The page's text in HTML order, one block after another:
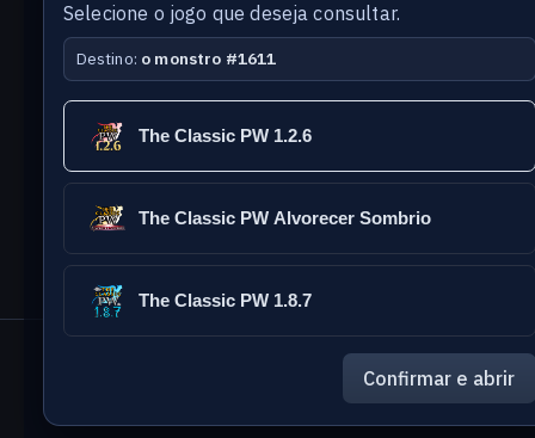
Selecione o jogo que deseja consultar.
Destino: o monstro #1611
Versão
banco
Idioma
The Classic PW 1.2.6
The Classic PW Alvorecer Sombrio
The Classic PW 1.8.7
Confirmar e abrir
- PW Database